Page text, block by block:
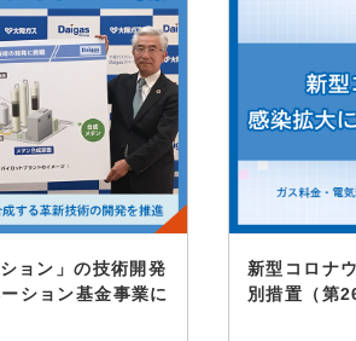
ョン」の技術開発
ション基金事業に
新型コロナ
別措置（第